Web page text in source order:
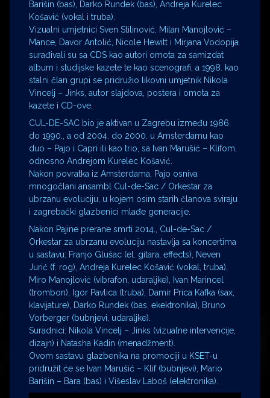
Barišin (bas), Darko Rundek (bas), Andreja Kurelec
Košavić (vokal i truba).
Vizualni umjetnici Sven Stilinović, Milan Manojlović –
Mance, Davor Antolić, Nicole Hewitt i Mirjana Vodopija
surađivali su sa CDS kao autori omota za samizdat
album i studijske kazete te kao scenografi, a 1998. kao
stalni član grupi se pridružio likovni umjetnik Nikola
Vincelj – Jinks, autor slajdova, postera i omota za
kazete i CD-ove.
CUL-DE-SAC bio je aktivan u Zagrebu između 1986.
do 1990., a od 2004. do 2000. u Amsterdamu kao
duo – Pajo i Capri ili kao trio, sa Ivan Marušić – Klifom,
odnosno Andrejom Kurelec Košavić.
Nakon povratka iz Amsterdama, Pajo osniva
mnogočlani ansambl Cul-de-Sac / Orkestar za
ubrzanu evoluciju, u kojem osim starih članova sviraju
i zagrebački glazbenici mlađe generacije.
Nakon Pajine prerane smrti 2014., Cul-de-Sac /
Orkestar za ubrzanu evoluciju nastavlja sa koncertima
u sastavu: Franjo Glušac (el. gitara, effects), Neven
Jurić (f. rog), Andreja Kurelec Košavić (vokal, truba),
Miro Manojlović (vibrafon, udaraljke), Ivan Marincel
(trombon), Igor Pavlica (truba), Damir Prica Kafka (sax,
klavijature), Darko Rundek (bas, ekektronika), Bruno
Vorberger (bubnjevi, udaraljke).
Suradnici: Nikola Vincelj – Jinks (vizualne intervencije,
dizajn) i Natasha Kadin (menadžment).
Ovom sastavu glazbenika na promociji u KSET-u
pridružit će se Ivan Marušić – Klif (bubnjevi), Mario
Barišin – Bara (bas) i Višeslav Laboš (elektronika).